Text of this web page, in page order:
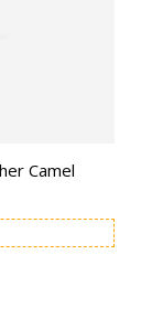
Camel